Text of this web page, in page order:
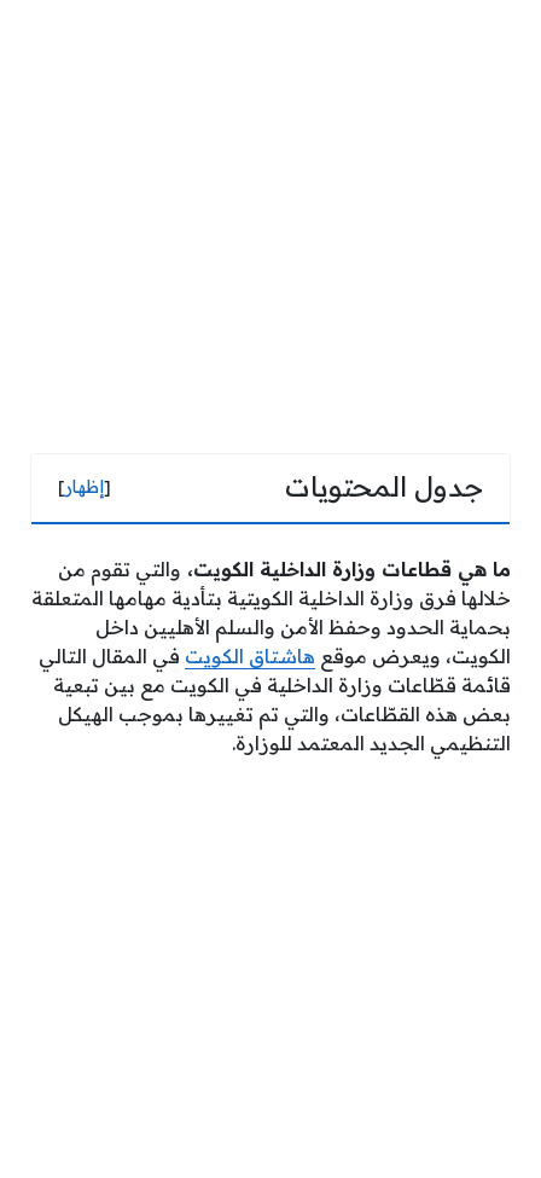
جدول المحتويات [إظهار]
ما هي قطاعات وزارة الداخلية الكويت، والتي تقوم من
خلالها فرق وزارة الداخلية الكويتية بتأدية مهامها المتعلقة
بحماية الحدود وحفظ الأمن والسلم الأهليين داخل
الكويت، ويعرض موقع هاشتاق الكويت في المقال التالي
قائمة قطّاعات وزارة الداخلية في الكويت مع بين تبعية
بعض هذه القطّاعات، والتي تم تغييرها بموجب الهيكل
التنظيمي الجديد المعتمد للوزارة.